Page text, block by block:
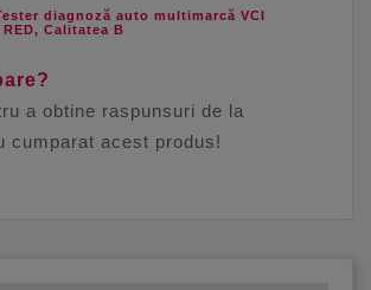
diagnoză auto multimarcă VCI
Calitatea B
a obtine raspunsuri de la
cumparat acest produs!